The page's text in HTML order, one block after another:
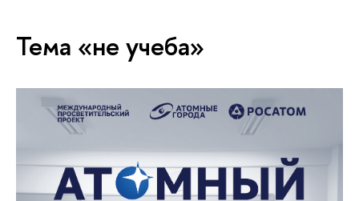
Тема «не учеба»